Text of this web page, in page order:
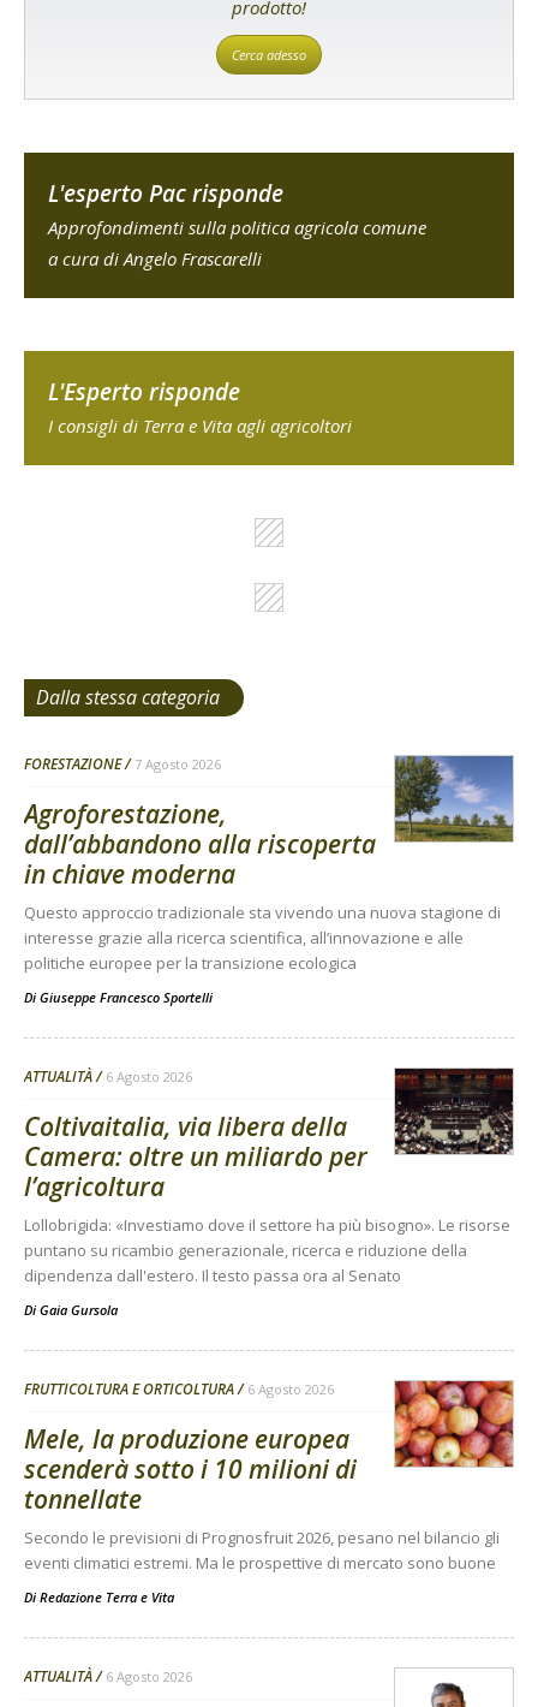
prodotto!
Cerca adesso
L'esperto Pac risponde
Approfondimenti sulla politica agricola comune
a cura di Angelo Frascarelli
L'Esperto risponde
I consigli di Terra e Vita agli agricoltori
Dalla stessa categoria
FORESTAZIONE 7 Agosto 2026
Agroforestazione,
dall’abbandono alla riscoperta
in chiave moderna
Questo approccio tradizionale sta vivendo una nuova stagione di
interesse grazie alla ricerca scientifica, all’innovazione e alle
politiche europee per la transizione ecologica
Di Giuseppe Francesco Sportelli
ATTUALITÀ 6 Agosto 2026
Coltivaitalia, via libera della
Camera: oltre un miliardo per
l’agricoltura
Lollobrigida: «Investiamo dove il settore ha più bisogno». Le risorse
puntano su ricambio generazionale, ricerca e riduzione della
dipendenza dall'estero. Il testo passa ora al Senato
Di Gaia Gursola
FRUTTICOLTURA E ORTICOLTURA 6 Agosto 2026
Mele, la produzione europea
scenderà sotto i 10 milioni di
tonnellate
Secondo le previsioni di Prognosfruit 2026, pesano nel bilancio gli
eventi climatici estremi. Ma le prospettive di mercato sono buone
Di Redazione Terra e Vita
ATTUALITÀ 6 Agosto 2026